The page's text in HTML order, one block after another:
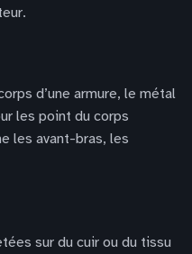
d’une armure, le métal
les point du corps
les avant-bras, les
sur du cuir ou du tissu